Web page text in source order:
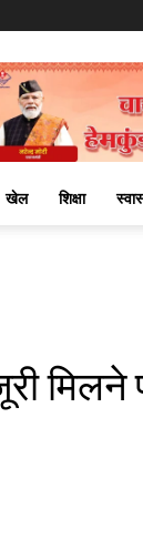
खेल शिक्षा
मिलने